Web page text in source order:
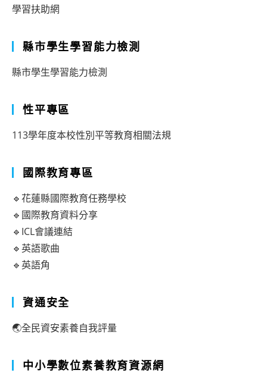
學習扶助網
縣市學生學習能力檢測
縣市學生學習能力檢測
性平專區
113學年度本校性別平等教育相關法規
國際教育專區
🔹花蓮縣國際教育任務學校
🔹國際教育資料分享
🔹ICL會議連結
🔹英語歌曲
🔹英語角
資通安全
🌏全民資安素養自我評量
中小學數位素養教育資源網